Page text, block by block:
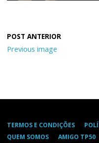
Previous image
TERMOS E CONDIÇÕES
QUEM SOMOS
AMIGO TP50